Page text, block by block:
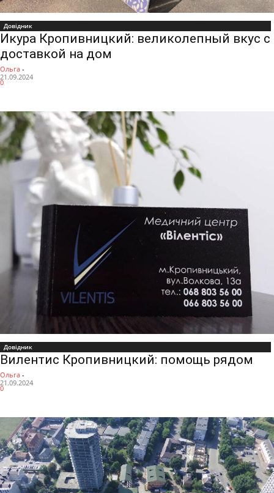
Довідник
Икура Кропивницкий: великолепный вкус с
доставкой на дом
Ольга -
21.09.2024
0
Довідник
Вилентис Кропивницкий: помощь рядом
Ольга -
21.09.2024
0